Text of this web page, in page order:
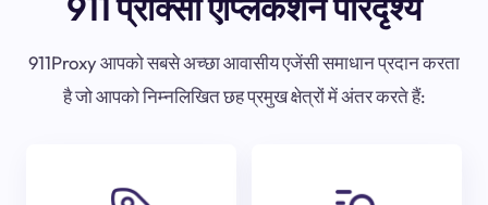
911Proxy आपको सबसे अच्छा आवासीय एजेंसी समाधान प्रदान करता
है जो आपको निम्नलिखित छह प्रमुख क्षेत्रों में अंतर करते हैं: